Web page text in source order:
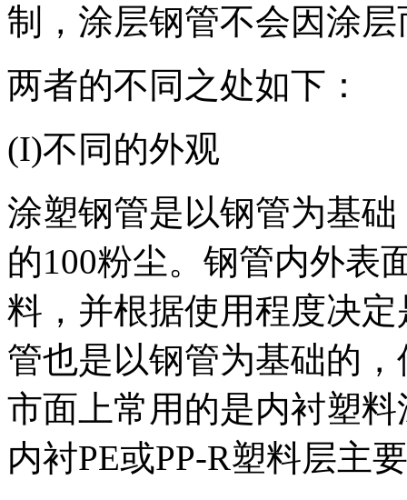
制，涂层钢管不会因涂
两者的不同之处如下：
(I)不同的外观
涂塑钢管是以钢管为基
的100粉尘。钢管内外表
料，并根据使用程度决
管也是以钢管为基础的
市面上常用的是内衬塑
内衬PE或PP-R塑料层主